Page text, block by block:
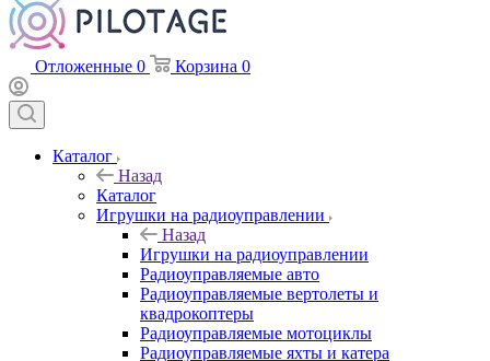
Отложенные 0 Корзина 0
Каталог
Назад
Каталог
Игрушки на радиоуправлении
Назад
Игрушки на радиоуправлении
Радиоуправляемые авто
Радиоуправляемые вертолеты и
квадрокоптеры
Радиоуправляемые мотоциклы
Радиоуправляемые яхты и катера